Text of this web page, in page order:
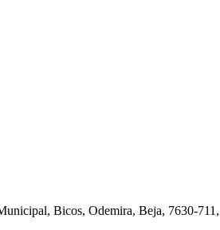
Bicos, Odemira, Beja, 7630-